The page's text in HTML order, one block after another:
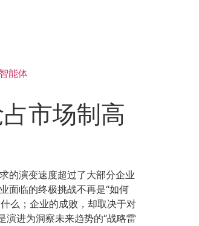
能体
市场制高
的演变速度超过了大部分企业
面临的终极挑战不再是“如何
么；企业的成败，却取决于对
进为洞察未来趋势的“战略雷